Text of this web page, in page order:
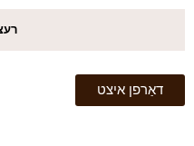
★ 4.9 |
דאַרפן איצט